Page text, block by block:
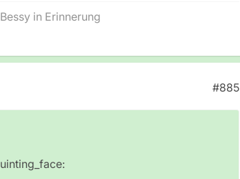
in Erinnerung
#885